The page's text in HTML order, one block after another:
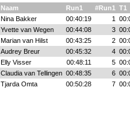
Naam Run1 #Run1
T1
Nina Bakker 00:40:19 1
Yvette van Wegen 00:44:08 3
Marian van Hilst 00:43:25 2
Audrey Breur 00:45:32 4
Elly Visser 00:48:11 5
Claudia van Tellingen 00:48:35 6
Tjarda Omta 00:50:28 7